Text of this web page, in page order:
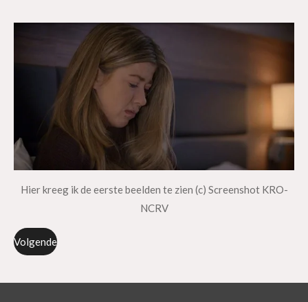
Hier kreeg ik de eerste beelden te zien (c) Screenshot KRO-
NCRV
Volgende